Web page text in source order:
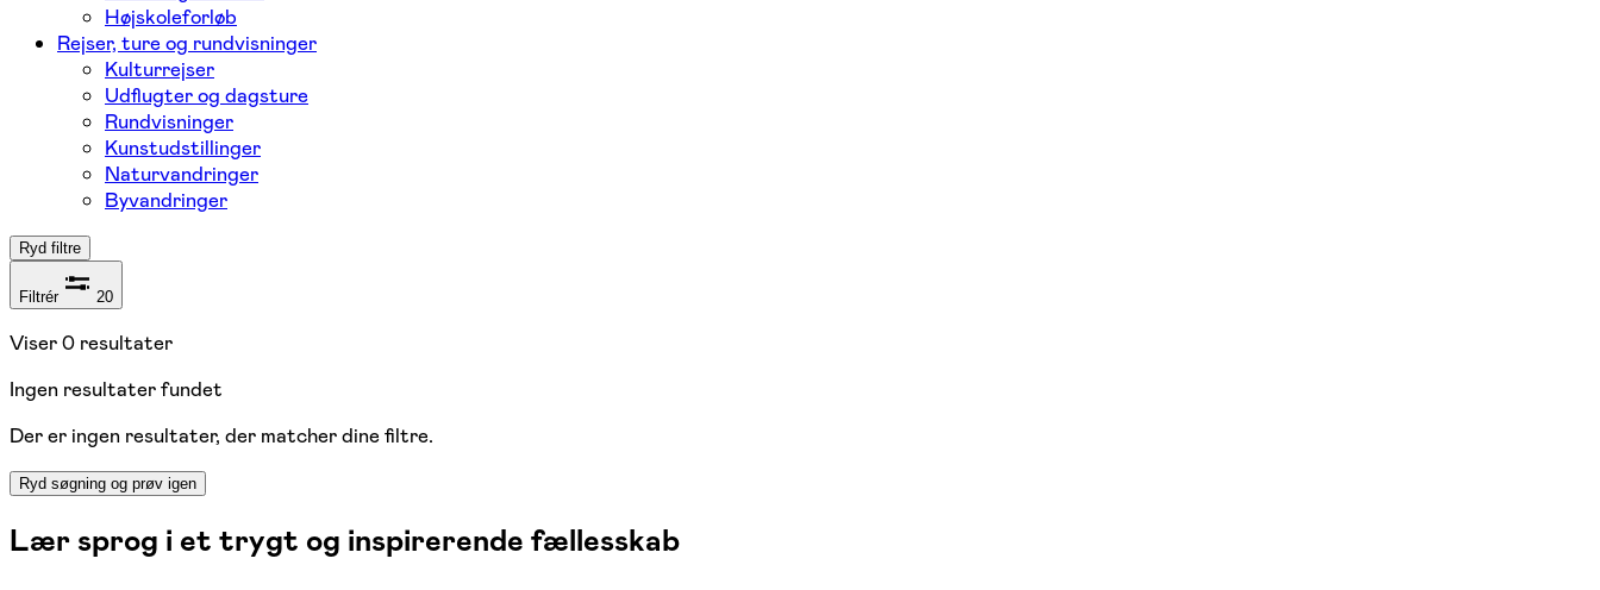
Højskoleforløb
Rejser, ture og rundvisninger
Kulturrejser
Udflugter og dagsture
Rundvisninger
Kunstudstillinger
Naturvandringer
Byvandringer
Ryd filtre
Filtrér 20
Viser0 resultater
Ingen resultater fundet
Der er ingen resultater, der matcher dine filtre.
Ryd søgning og prøv igen
Lær sprog i et trygt og inspirerende fællesskab